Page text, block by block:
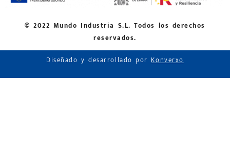
© 2022 Mundo Industria S.L. Todos los derechos
reservados.
Diseñado y desarrollado porKonverxo